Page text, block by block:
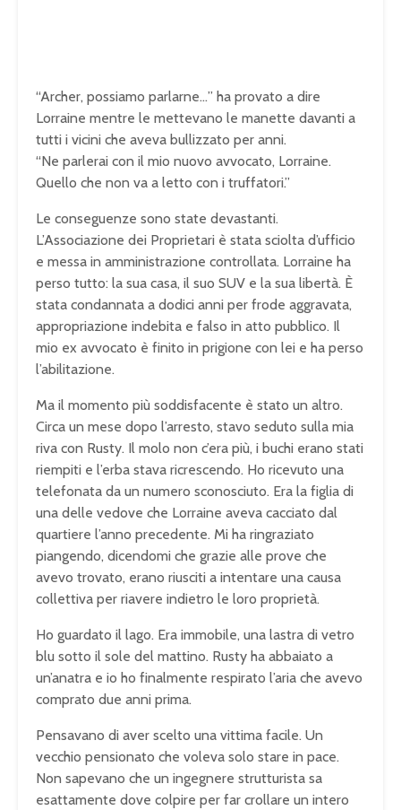
“Archer, possiamo parlarne…” ha provato a dire
Lorraine mentre le mettevano le manette davanti a
tutti i vicini che aveva bullizzato per anni.
“Ne parlerai con il mio nuovo avvocato, Lorraine.
Quello che non va a letto con i truffatori.”
Le conseguenze sono state devastanti.
L’Associazione dei Proprietari è stata sciolta d’ufficio
e messa in amministrazione controllata. Lorraine ha
perso tutto: la sua casa, il suo SUV e la sua libertà. È
stata condannata a dodici anni per frode aggravata,
appropriazione indebita e falso in atto pubblico. Il
mio ex avvocato è finito in prigione con lei e ha perso
l’abilitazione.
Ma il momento più soddisfacente è stato un altro.
Circa un mese dopo l’arresto, stavo seduto sulla mia
riva con Rusty. Il molo non c’era più, i buchi erano stati
riempiti e l’erba stava ricrescendo. Ho ricevuto una
telefonata da un numero sconosciuto. Era la figlia di
una delle vedove che Lorraine aveva cacciato dal
quartiere l’anno precedente. Mi ha ringraziato
piangendo, dicendomi che grazie alle prove che
avevo trovato, erano riusciti a intentare una causa
collettiva per riavere indietro le loro proprietà.
Ho guardato il lago. Era immobile, una lastra di vetro
blu sotto il sole del mattino. Rusty ha abbaiato a
un’anatra e io ho finalmente respirato l’aria che avevo
comprato due anni prima.
Pensavano di aver scelto una vittima facile. Un
vecchio pensionato che voleva solo stare in pace.
Non sapevano che un ingegnere strutturista sa
esattamente dove colpire per far crollare un intero